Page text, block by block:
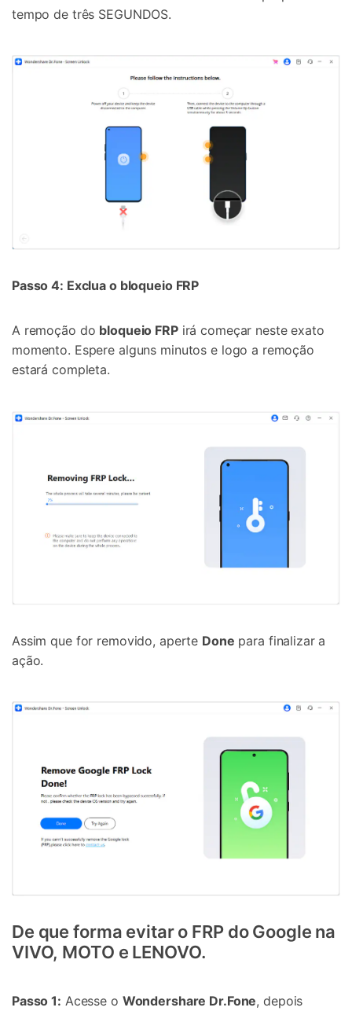
tempo de três SEGUNDOS.
Passo 4: Exclua o bloqueio FRP
A remoção do bloqueio FRPirá começar neste exato
momento. Espere alguns minutos e logo a remoção
estará completa.
Assim que for removido, aperte Done para finalizar a
ação.
De que forma evitar o FRP do Google na
VIVO, MOTO e LENOVO.
Passo 1: Acesse o Wondershare Dr.Fone, depois